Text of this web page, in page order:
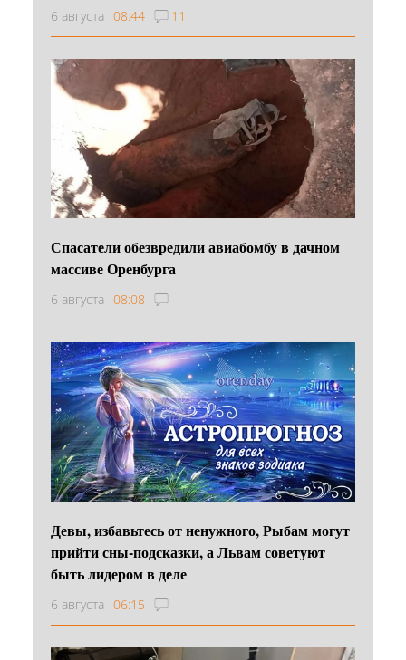
6 августа 08:44 11
Спасатели обезвредили авиабомбу в дачном
массиве Оренбурга
6 августа 08:08
Девы, избавьтесь от ненужного, Рыбам могут
прийти сны-подсказки, а Львам советуют
быть лидером в деле
6 августа 06:15